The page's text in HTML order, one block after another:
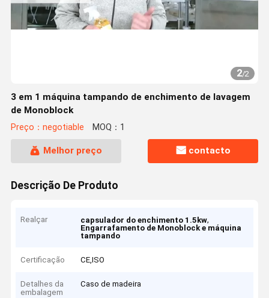
2/2
3 em 1 máquina tampando de enchimento de lavagem
de Monoblock
Preço：negotiable MOQ：1
Melhor preço contacto
Descrição De Produto
Realçar capsulador do enchimento 1.5kw,
Engarrafamento de Monoblock e máquina
tampando
Certificação CE,ISO
Detalhes da
embalagem
Caso de madeira